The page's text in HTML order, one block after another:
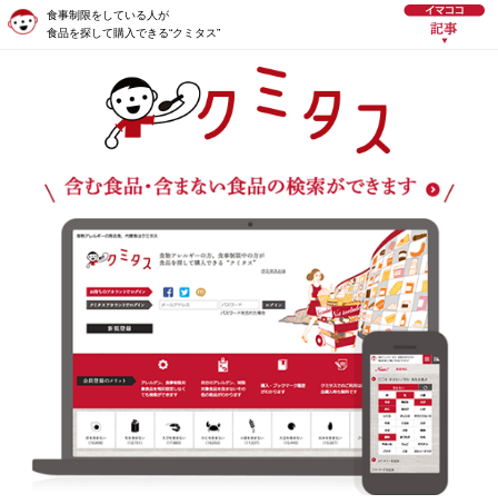
食事制限をしている人が
食品を探して購入できる“クミタス”